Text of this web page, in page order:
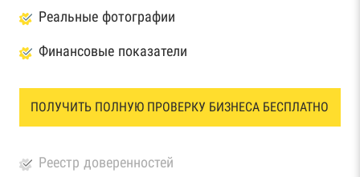
Реальные фотографии
Финансовые показатели
ПОЛУЧИТЬ ПОЛНУЮ ПРОВЕРКУ БИЗНЕСА БЕСПЛАТНО
Реестр доверенностей